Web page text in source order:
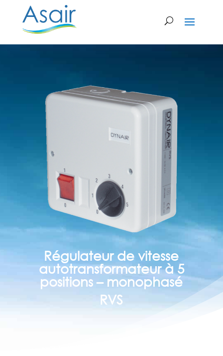
Régulateur de vitesse
autotransformateur à 5
positions – monophasé
RVS